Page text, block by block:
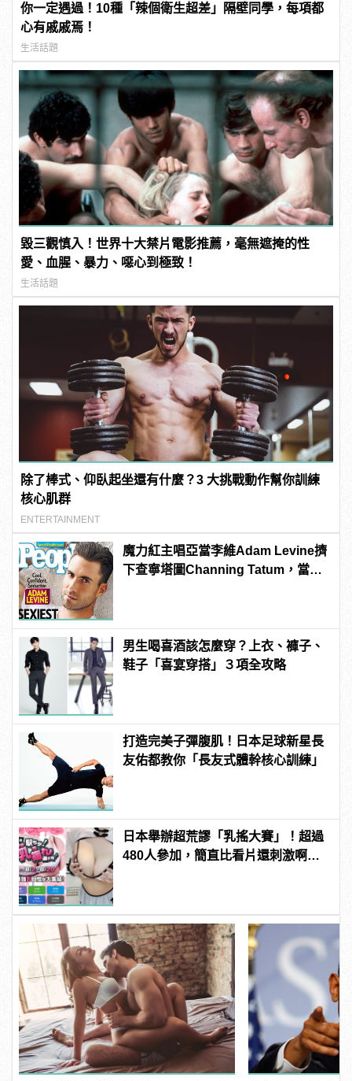
你一定遇過！10種「辣個衛生超差」隔壁同學，每項都
心有戚戚焉！
生活話題
毀三觀慎入！世界十大禁片電影推薦，毫無遮掩的性
愛、血腥、暴力、噁心到極致！
生活話題
除了棒式、仰臥起坐還有什麼？3 大挑戰動作幫你訓練
核心肌群
ENTERTAINMENT
魔力紅主唱亞當李維Adam Levine擠
下查寧塔圖Channing Tatum，當選
男生喝喜酒該怎麼穿？上衣、褲子、
鞋子「喜宴穿搭」３項全攻略
打造完美子彈腹肌！日本足球新星長
友佑都教你「長友式體幹核心訓練」
日本舉辦超荒謬「乳搖大賽」！超過
480人參加，簡直比看片還刺激啊！ |